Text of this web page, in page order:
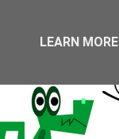
LEARN MORE